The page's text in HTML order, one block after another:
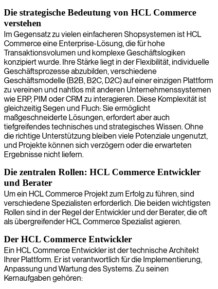
Die strategische Bedeutung von HCL Commerce
verstehen
Im Gegensatz zu vielen einfacheren Shopsystemen ist HCL
Commerce eine Enterprise-Lösung, die für hohe
Transaktionsvolumen und komplexe Geschäftslogiken
konzipiert wurde. Ihre Stärke liegt in der Flexibilität, individuelle
Geschäftsprozesse abzubilden, verschiedene
Geschäftsmodelle (B2B, B2C, D2C) auf einer einzigen Plattform
zu vereinen und nahtlos mit anderen Unternehmenssystemen
wie ERP, PIM oder CRM zu interagieren. Diese Komplexität ist
gleichzeitig Segen und Fluch: Sie ermöglicht
maßgeschneiderte Lösungen, erfordert aber auch
tiefgreifendes technisches und strategisches Wissen. Ohne
die richtige Unterstützung bleiben viele Potenziale ungenutzt,
und Projekte können sich verzögern oder die erwarteten
Ergebnisse nicht liefern.
Die zentralen Rollen: HCL Commerce Entwickler
und Berater
Um ein HCL Commerce Projekt zum Erfolg zu führen, sind
verschiedene Spezialisten erforderlich. Die beiden wichtigsten
Rollen sind in der Regel der Entwickler und der Berater, die oft
als übergreifender HCL Commerce Spezialist agieren.
Der HCL Commerce Entwickler
Ein HCL Commerce Entwickler ist der technische Architekt
Ihrer Plattform. Er ist verantwortlich für die Implementierung,
Anpassung und Wartung des Systems. Zu seinen
Kernaufgaben gehören: